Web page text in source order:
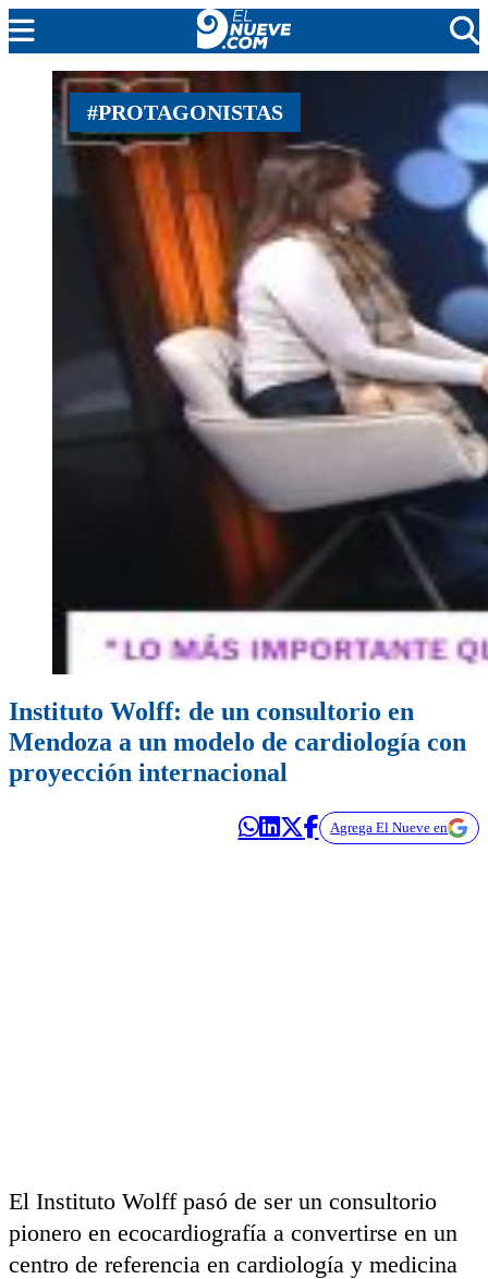
MENDOZA
CADA DÍA
NOTICIERO 9
PROTAGONISTAS
EL NUEVE STREAMS
PROGRAMACIÓN
#PROTAGONISTAS
Instituto Wolff: de un consultorio en
Mendoza a un modelo de cardiología con
proyección internacional
Agrega El Nueve en
El Instituto Wolff pasó de ser un consultorio
pionero en ecocardiografía a convertirse en un
centro de referencia en cardiología y medicina